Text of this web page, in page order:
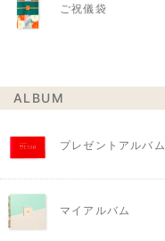
ご祝儀袋
ALBUM
プレゼントアルバム
マイアルバム